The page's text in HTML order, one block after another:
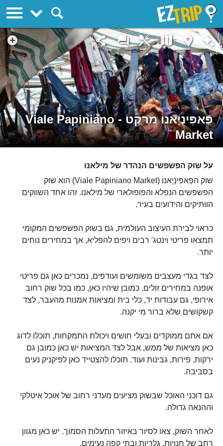
פַּאפִּינְיָאנוֹ מרקט - Viale Papiniano
Market
על שוק הפשפשים הנהדר של מילאנו
שוק הפַּאפִּינְיָאנוֹ (Viale Papiniano Market) הוא שוק
הפשפשים הנפלא והפופולארי של מילאנו. זהו אחד השווקים
הוותיקים והידועים בעיר.
כראוי לבירת העיצוב העולמית, גם בשוק הפשפשים המקומי
תמצאו פריטי וינטג' רבים ויפים להפליא, אך במחירים נוחים
יותר.
לצד בגדי מעצבים משומשים ועודפים, נמכרים כאן גם פריטי
אופנה במחירים זולים. כמובן שיהיו כאן, כמו בכל שוק רחוב
אירופי, גם עבודות יד, כלי בית ומציאות אמנות מהעבר, לצד
קשקושים שלא ברור מי יקנה.
אם אתם ממוקדים ובעלי חושים ויכולת התמקחות, תוכלו לדוג
כאן מציאות של ממש, אבל לצד המציאות יש כאן כמובן גם
ירקות, פירות, גבינות ועוד. תוכלו להצטייד כאן לפיקניק נעים
בסביבה.
גם דוכני האוכל שבשוק מציעים מעדני רחוב של אוכל איטלקי
וההנאה גדולה.
לאחר השוק, צאו לסיור באיזור התעלות הסמוך. יש כאן מגוון
רחב של חנויות, גלריות ובתי קפה נעימים.
EZTrip